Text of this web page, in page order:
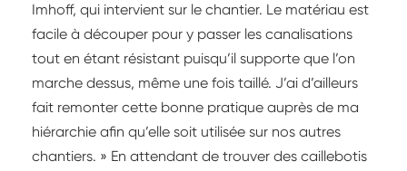
Imhoff, qui intervient sur le chantier. Le matériau est
facile à découper pour y passer les canalisations
tout en étant résistant puisqu’il supporte que l’on
marche dessus, même une fois taillé. J’ai d’ailleurs
fait remonter cette bonne pratique auprès de ma
hiérarchie afin qu’elle soit utilisée sur nos autres
chantiers. » En attendant de trouver des caillebotis